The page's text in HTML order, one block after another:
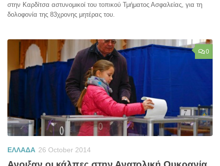
στην Καρδίτσα αστυνομικοί του τοπικού Τμήματος Ασφαλείας, για τη
δολοφονία της 83χρονης μητέρας του.
0
ΕΛΛΑΔΑ 26 October 2014